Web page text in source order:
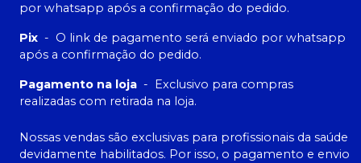
por whatsapp após a confirmação do pedido.
Pix - O link de pagamento será enviado por whatsapp
após a confirmação do pedido.
Pagamento na loja -
Exclusivo para compras
realizadas com retirada na loja.
Nossas vendas são exclusivas para profissionais da saúde
devidamente habilitados. Por isso, o pagamento e envio